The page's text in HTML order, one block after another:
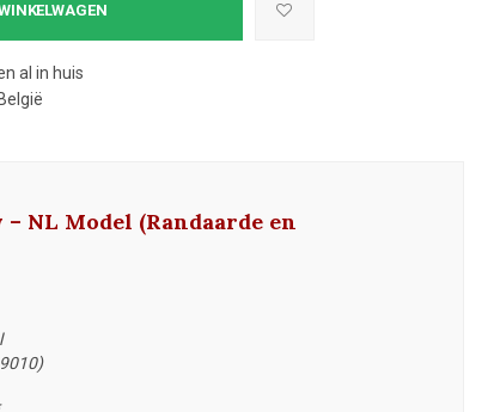
al in huis
NL Model (Randaarde en